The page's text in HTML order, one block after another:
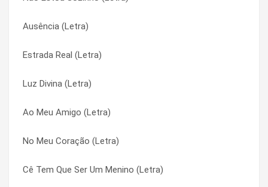
Ausência (Letra)
Estrada Real (Letra)
Luz Divina (Letra)
Ao Meu Amigo (Letra)
No Meu Coração (Letra)
Cê Tem Que Ser Um Menino (Letra)
As Estações da Vida (Letra)
Árvoreando (Letra)
Areias Do Meu Lugar (Letra)
Aquarela (Letra)
Apenas Mais Uma de Amor (Letra)
Ao Que Vai Chegar (Letra)
Luar do Sertão (Letra)
Luar do Sertão (Letra)
Lugar Pra Ser Feliz (Letra)
Lugar Pra Ser Feliz (Letra)
Lugares (Letra)
Lugares (Letra)